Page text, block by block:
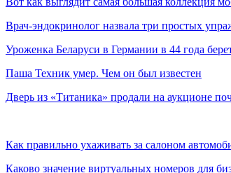
Врач-эндокринолог назвала три простых
Уроженка Беларуси в Германии в 44 года
Паша Техник умер. Чем он был известен
Дверь из «Титаника» продали на аукционе
Как правильно ухаживать за салоном
Каково значение виртуальных номеров для